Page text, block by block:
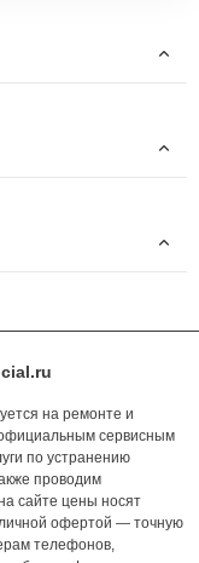
на ремонте и
сервисным
по устранению
проводим
сайте цены носят
офертой — точную
телефонов,